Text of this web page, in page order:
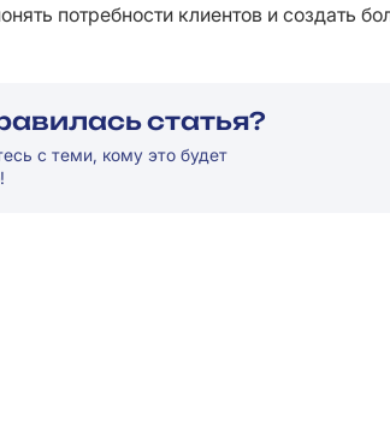
потребности клиентов и создать
статья?
с теми, кому это будет